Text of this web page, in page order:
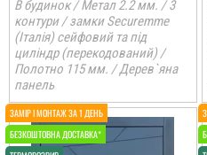
В будинок / Метал 2.2 мм. / 3
контури / замки Securemme
(Італія) сейфовий та під
циліндр (перекодований) /
Полотно 115 мм. / Дерев`яна
панель